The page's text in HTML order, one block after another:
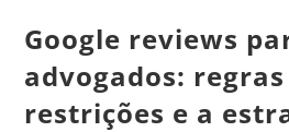
Google reviews
advogados:
restrições e a